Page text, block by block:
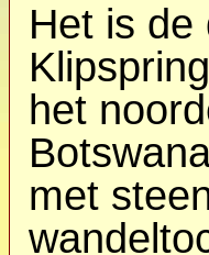
Het is
het
met